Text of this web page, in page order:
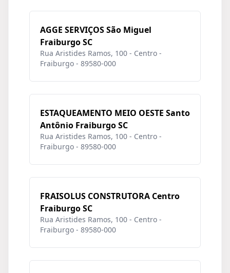
AGGE SERVIÇOS São Miguel
Fraiburgo SC
Rua Aristides Ramos, 100 - Centro -
Fraiburgo - 89580-000
ESTAQUEAMENTO MEIO OESTE Santo
Antônio Fraiburgo SC
Rua Aristides Ramos, 100 - Centro -
Fraiburgo - 89580-000
FRAISOLUS CONSTRUTORA Centro
Fraiburgo SC
Rua Aristides Ramos, 100 - Centro -
Fraiburgo - 89580-000